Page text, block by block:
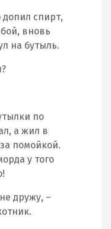
спирт,
вновь
на бутыль.
по
а жил в
помойкой.
у того
дружу, –